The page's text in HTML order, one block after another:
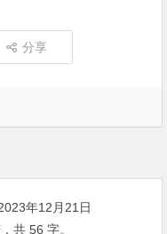
分享
年12月21日
共 56 字。